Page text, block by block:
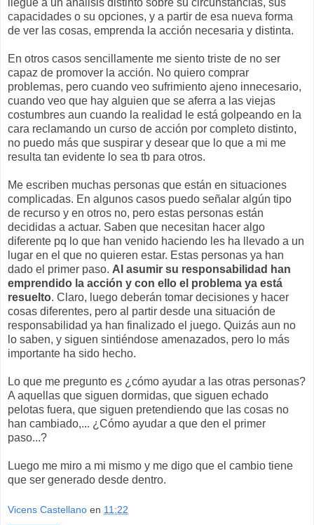
capacidades o su opciones, y a partir de esa nueva forma
de ver las cosas, emprenda la acción necesaria y distinta.
En otros casos sencillamente me siento triste de no ser
capaz de promover la acción. No quiero comprar
problemas, pero cuando veo sufrimiento ajeno innecesario,
cuando veo que hay alguien que se aferra a las viejas
costumbres aun cuando la realidad le está golpeando en la
cara reclamando un curso de acción por completo distinto,
no puedo más que suspirar y desear que lo que a mi me
resulta tan evidente lo sea tb para otros.
Me escriben muchas personas que están en situaciones
complicadas. En algunos casos puedo señalar algún tipo
de recurso y en otros no, pero estas personas están
decididas a actuar. Saben que necesitan hacer algo
diferente pq lo que han venido haciendo les ha llevado a un
lugar en el que no quieren estar. Estas personas ya han
dado el primer paso. Al asumir su responsabilidad han
emprendido la acción y con ello el problema ya está
resuelto. Claro, luego deberán tomar decisiones y hacer
cosas diferentes, pero al partir desde una situación de
responsabilidad ya han finalizado el juego. Quizás aun no
lo saben, y siguen sintiéndose amenazados, pero lo más
importante ha sido hecho.
Lo que me pregunto es ¿cómo ayudar a las otras personas?
A aquellas que siguen dormidas, que siguen echado
pelotas fuera, que siguen pretendiendo que las cosas no
han cambiado,... ¿Cómo ayudar a que den el primer
paso...?
Luego me miro a mi mismo y me digo que el cambio tiene
que ser generado desde dentro.
Vicens Castellano en 11:22